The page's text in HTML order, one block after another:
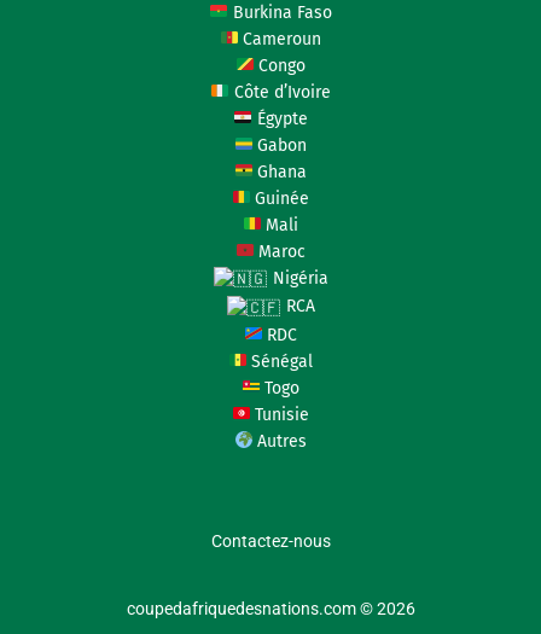
Burkina Faso
Cameroun
Congo
Côte d’Ivoire
Égypte
Gabon
Ghana
Guinée
Mali
Maroc
Nigéria
RCA
RDC
Sénégal
Togo
Tunisie
Autres
Contactez-nous
coupedafriquedesnations.com © 2026